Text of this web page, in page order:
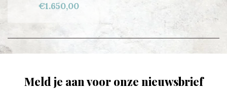
€1.650,00
Meld je aan voor onze nieuwsbrief